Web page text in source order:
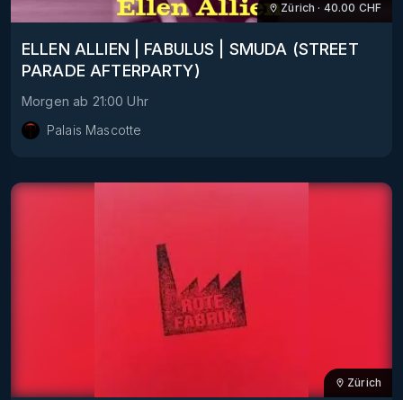
Zürich · 40.00 CHF
ELLEN ALLIEN | FABULUS | SMUDA (STREET
PARADE AFTERPARTY)
Morgen ab 21:00 Uhr
Palais Mascotte
Zürich